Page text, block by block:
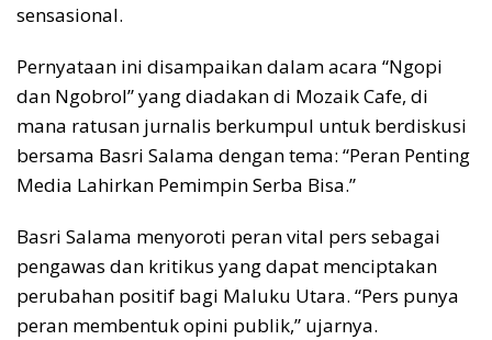
sensasional.
Pernyataan ini disampaikan dalam acara “Ngopi
dan Ngobrol” yang diadakan di Mozaik Cafe, di
mana ratusan jurnalis berkumpul untuk berdiskusi
bersama Basri Salama dengan tema: “Peran Penting
Media Lahirkan Pemimpin Serba Bisa.”
Basri Salama menyoroti peran vital pers sebagai
pengawas dan kritikus yang dapat menciptakan
perubahan positif bagi Maluku Utara. “Pers punya
peran membentuk opini publik,” ujarnya.